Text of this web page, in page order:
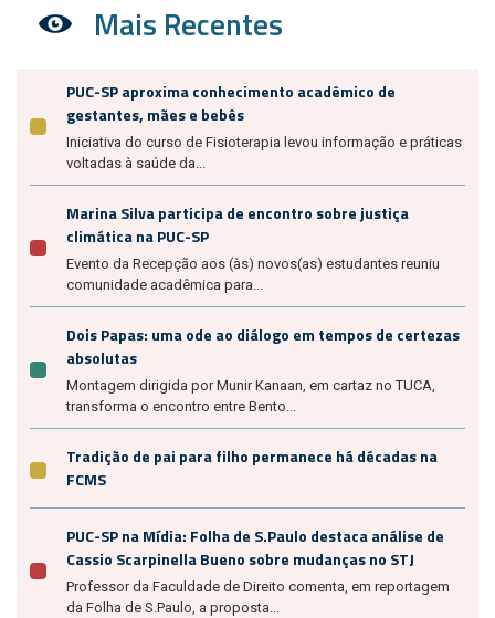
Mais Recentes
PUC-SP aproxima conhecimento acadêmico de
gestantes, mães e bebês
Iniciativa do curso de Fisioterapia levou informação e práticas
voltadas à saúde da...
Marina Silva participa de encontro sobre justiça
climática na PUC-SP
Evento da Recepção aos (às) novos(as) estudantes reuniu
comunidade acadêmica para...
Dois Papas: uma ode ao diálogo em tempos de certezas
absolutas
Montagem dirigida por Munir Kanaan, em cartaz no TUCA,
transforma o encontro entre Bento...
Tradição de pai para filho permanece há décadas na
FCMS
PUC-SP na Mídia: Folha de S.Paulo destaca análise de
Cassio Scarpinella Bueno sobre mudanças no STJ
Professor da Faculdade de Direito comenta, em reportagem
da Folha de S.Paulo, a proposta...